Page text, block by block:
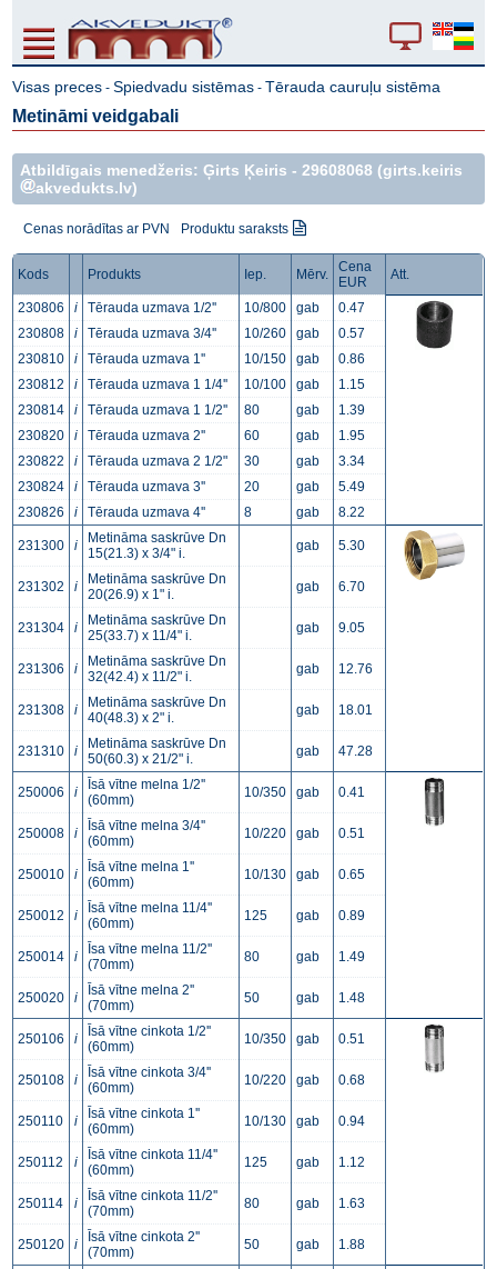
Visas preces -Spiedvadu sistēmas - Tērauda cauruļu sistēma
Metināmi veidgabali
Atbildīgais menedžeris: Ģirts Ķeiris -29608068 (girts.keiris
akvedukts.lv)
Cenas norādītas ar PVN Produktu saraksts
Kods Produkts Iep. Mērv.
Cena
EUR
Att.
230806 i Tērauda uzmava 1/2'' 10/800 gab
0.47
230808
i Tērauda uzmava 3/4'' 10/260 gab
0.57
230810
i Tērauda uzmava 1'' 10/150 gab
0.86
230812
i Tērauda uzmava 1 1/4'' 10/100 gab
1.15
230814
i Tērauda uzmava 1 1/2'' 80 gab
1.39
230820
i Tērauda uzmava 2'' 60 gab
1.95
230822
i Tērauda uzmava 2 1/2" 30 gab
3.34
230824
i Tērauda uzmava 3'' 20 gab
5.49
230826
i Tērauda uzmava 4'' 8 gab 8.22
231300 i
Metināma saskrūve Dn
15(21.3) x 3/4" i.
gab 5.30
231302 i
Metināma saskrūve Dn
20(26.9) x 1" i.
gab 6.70
231304 i
Metināma saskrūve Dn
25(33.7) x 11/4" i.
gab 9.05
231306 i
Metināma saskrūve Dn
32(42.4) x 11/2" i.
gab 12.76
231308 i
Metināma saskrūve Dn
40(48.3) x 2" i.
gab 18.01
231310 i
Metināma saskrūve Dn
50(60.3) x 21/2" i.
gab 47.28
250006 i
Īsā vītne melna 1/2''
(60mm)
10/350 gab 0.41
250008 i
Īsā vītne melna 3/4''
(60mm)
10/220 gab 0.51
250010 i
Īsā vītne melna 1''
(60mm)
10/130 gab 0.65
250012 i
Īsā vītne melna 11/4''
(60mm)
125 gab 0.89
250014 i
Īsa vītne melna 11/2''
(70mm)
80 gab 1.49
250020 i
Īsā vītne melna 2''
(70mm)
50 gab 1.48
250106 i
Īsā vītne cinkota 1/2''
(60mm)
10/350 gab 0.51
250108 i
Īsā vītne cinkota 3/4''
(60mm)
10/220 gab 0.68
250110 i
Īsā vītne cinkota 1''
(60mm)
10/130 gab 0.94
250112 i
Īsā vītne cinkota 11/4''
(60mm)
125 gab 1.12
250114 i
Īsā vītne cinkota 11/2''
(70mm)
80 gab 1.63
250120 i
Īsā vītne cinkota 2''
(70mm)
50 gab 1.88